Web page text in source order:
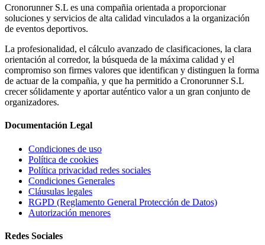
Cronorunner S.L es una compañia orientada a proporcionar
soluciones y servicios de alta calidad vinculados a la organización
de eventos deportivos.
La profesionalidad, el cálculo avanzado de clasificaciones, la clara
orientación al corredor, la búsqueda de la máxima calidad y el
compromiso son firmes valores que identifican y distinguen la forma
de actuar de la compañia, y que ha permitido a Cronorunner S.L
crecer sólidamente y aportar auténtico valor a un gran conjunto de
organizadores.
Documentación Legal
Condiciones de uso
Política de cookies
Política privacidad redes sociales
Condiciones Generales
Cláusulas legales
RGPD (Reglamento General Protección de Datos)
Autorización menores
Redes Sociales